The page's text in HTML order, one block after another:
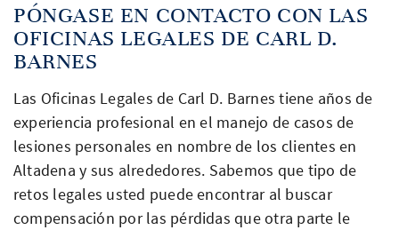
PÓNGASE EN CONTACTO CON LAS
OFICINAS LEGALES DE CARL D.
BARNES
Las Oficinas Legales de Carl D. Barnes tiene años de
experiencia profesional en el manejo de casos de
lesiones personales en nombre de los clientes en
Altadena y sus alrededores. Sabemos que tipo de
retos legales usted puede encontrar al buscar
compensación por las pérdidas que otra parte le